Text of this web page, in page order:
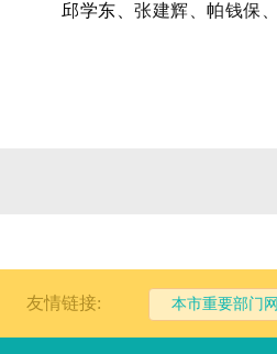
邱学东、张建辉、帕钱保
友情链接: 本市重要部门